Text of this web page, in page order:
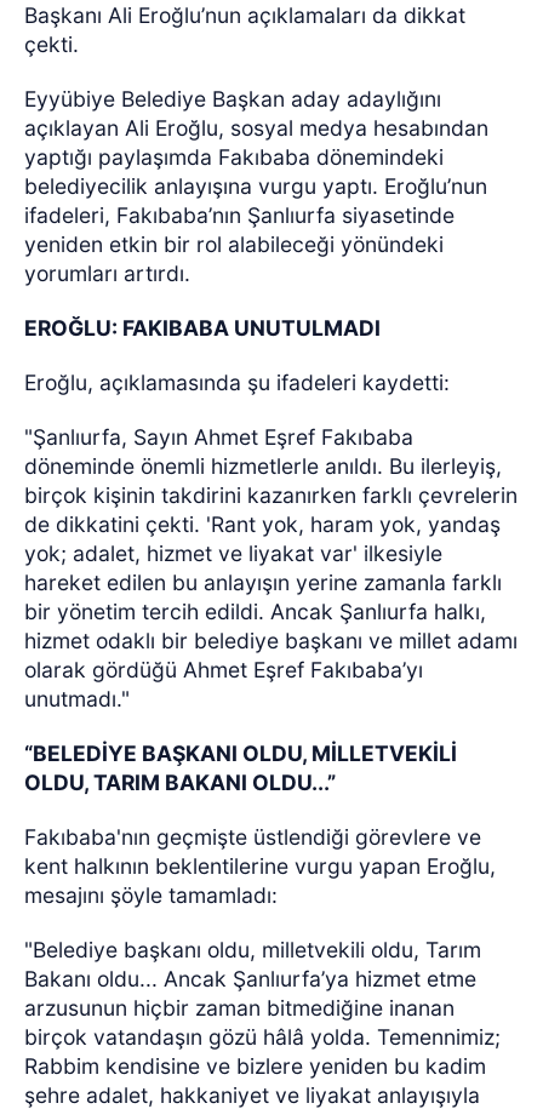
Başkanı Ali Eroğlu’nun açıklamaları da dikkat
çekti.
Eyyübiye Belediye Başkan aday adaylığını
açıklayan Ali Eroğlu, sosyal medya hesabından
yaptığı paylaşımda Fakıbaba dönemindeki
belediyecilik anlayışına vurgu yaptı. Eroğlu’nun
ifadeleri, Fakıbaba’nın Şanlıurfa siyasetinde
yeniden etkin bir rol alabileceği yönündeki
yorumları artırdı.
EROĞLU: FAKIBABA UNUTULMADI
Eroğlu, açıklamasında şu ifadeleri kaydetti:
"Şanlıurfa, Sayın Ahmet Eşref Fakıbaba
döneminde önemli hizmetlerle anıldı. Bu ilerleyiş,
birçok kişinin takdirini kazanırken farklı çevrelerin
de dikkatini çekti. 'Rant yok, haram yok, yandaş
yok; adalet, hizmet ve liyakat var' ilkesiyle
hareket edilen bu anlayışın yerine zamanla farklı
bir yönetim tercih edildi. Ancak Şanlıurfa halkı,
hizmet odaklı bir belediye başkanı ve millet adamı
olarak gördüğü Ahmet Eşref Fakıbaba’yı
unutmadı."
“BELEDİYE BAŞKANI OLDU, MİLLETVEKİLİ
OLDU, TARIM BAKANI OLDU...”
Fakıbaba'nın geçmişte üstlendiği görevlere ve
kent halkının beklentilerine vurgu yapan Eroğlu,
mesajını şöyle tamamladı:
"Belediye başkanı oldu, milletvekili oldu, Tarım
Bakanı oldu... Ancak Şanlıurfa’ya hizmet etme
arzusunun hiçbir zaman bitmediğine inanan
birçok vatandaşın gözü hâlâ yolda. Temennimiz;
Rabbim kendisine ve bizlere yeniden bu kadim
şehre adalet, hakkaniyet ve liyakat anlayışıyla